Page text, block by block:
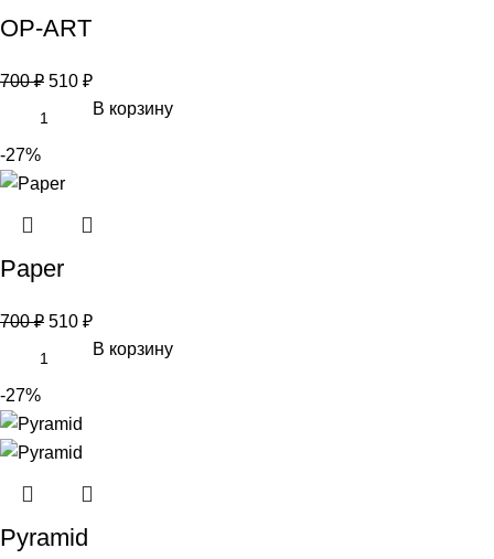
OP-ART
700₽ 510 ₽
В корзину
-27%
Paper
700₽ 510 ₽
В корзину
-27%
Pyramid